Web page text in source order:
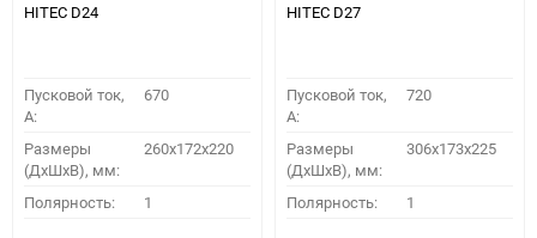
HITEC D24
Пусковой ток,
A:
670
Размеры
(ДхШхВ), мм:
260x172x220
Полярность: 1
HITEC D27
Пусковой ток,
A:
720
Размеры
(ДхШхВ), мм:
306x173x225
Полярность: 1